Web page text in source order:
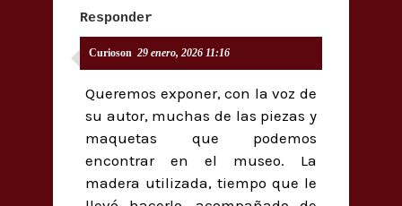
Responder
Curioson 29 enero, 2026 11:16
Queremos exponer, con la voz de
su autor, muchas de las piezas y
maquetas que podemos
encontrar en el museo. La
madera utilizada, tiempo que le